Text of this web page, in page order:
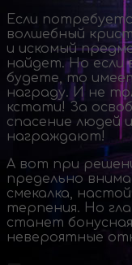
Если
волшебный
и искомый
найдет. Но если
будете, то
награду. И не
кстати! За
спасение людей
награждают!
А вот при
предельно
смекалка,
терпения. Но
станет
невероятные